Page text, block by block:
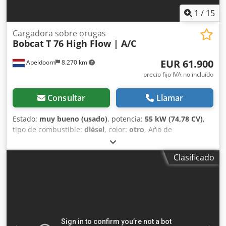
1 / 15
Apeldoorn 8.270 km
Cargadora sobre orugas
BobcatT 76 High Flow | A/C
EUR 61.900
precio fijo IVA no incluído
Consultar Llamar
Estado: muy bueno (usado), potencia: 55 kW (74,78 CV),
tipo de combustible: diésel, color: otro, Año de
, horas de funcionamiento:
Equipamiento:aire acondicionado, Información técnica
Dodew U Itaspfx Ap Iekr Número de cilindros: 4 Cilindrada
Clasificado